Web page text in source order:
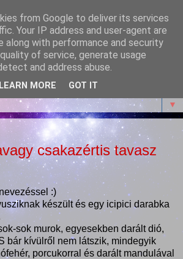
az életemből. Mosollyal,
marcipánnal, csokival.
▼
csakazértis tavasz
:)
készült és egy icipici darabka
sok murok, egyesekben darált dió,
bár kívülről nem látszik, mindegyik
porcukorral és darált mandulával
from Google to deliver its services
Your IP address and user-agent are
along with performance and security
of service, generate usage
and address abuse.
LEARN MORE GOT IT